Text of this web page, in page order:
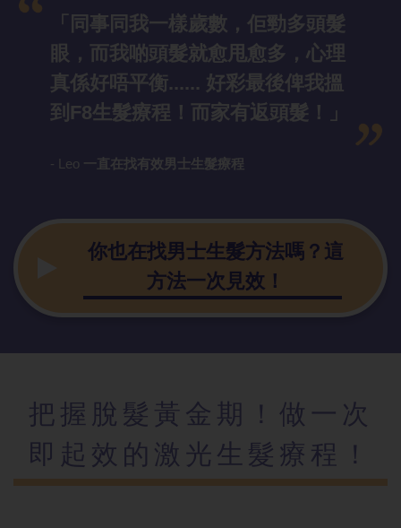
「同事同我一樣歲數，佢勁多頭髮
眼，而我啲頭髮就愈甩愈多，心理
真係好唔平衡...... 好彩最後俾我搵
到F8生髮療程！而家有返頭髮！」
- Leo 一直在找有效 男士生髮療程
你也在找男士生髮方法嗎？這
方法一次見效！
把握脫髮黃金 期！做一次
即起效的激光生髮療程！